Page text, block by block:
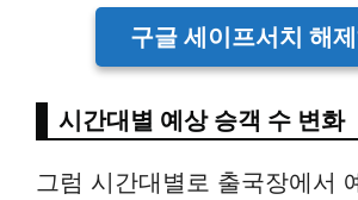
구글 세이프서치 해
시간대별 예상 승객 수 변화
그럼 시간대별로 출국장에서